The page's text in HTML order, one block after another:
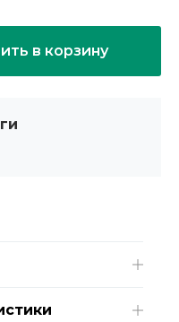
в корзину